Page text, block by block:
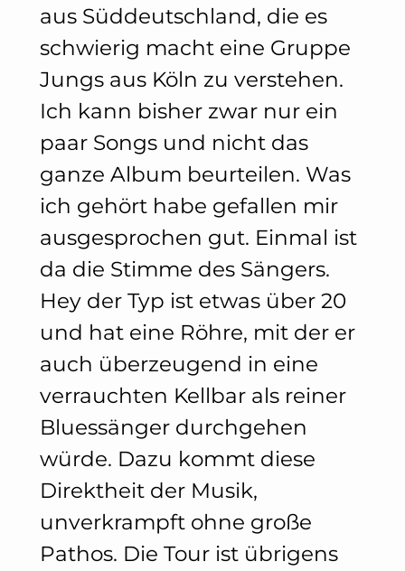
aus Süddeutschland, die es
schwierig macht eine Gruppe
Jungs aus Köln zu verstehen.
Ich kann bisher zwar nur ein
paar Songs und nicht das
ganze Album beurteilen. Was
ich gehört habe gefallen mir
ausgesprochen gut. Einmal ist
da die Stimme des Sängers.
Hey der Typ ist etwas über 20
und hat eine Röhre, mit der er
auch überzeugend in eine
verrauchten Kellbar als reiner
Bluessänger durchgehen
würde. Dazu kommt diese
Direktheit der Musik,
unverkrampft ohne große
Pathos. Die Tour ist übrigens